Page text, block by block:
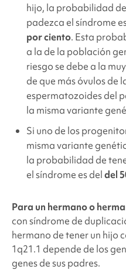
hijo, la probabilidad
padezca el síndrome
por ciento. Esta
a la de la población
riesgo se debe a la
de que más óvulos de
espermatozoides del
la misma variante
Si uno de los
misma variante
la probabilidad de
el síndrome es deldel
Para un hermano o
consíndrome de
hermano de tener un hijo
1q21.1 depende de los
genes de sus padres.